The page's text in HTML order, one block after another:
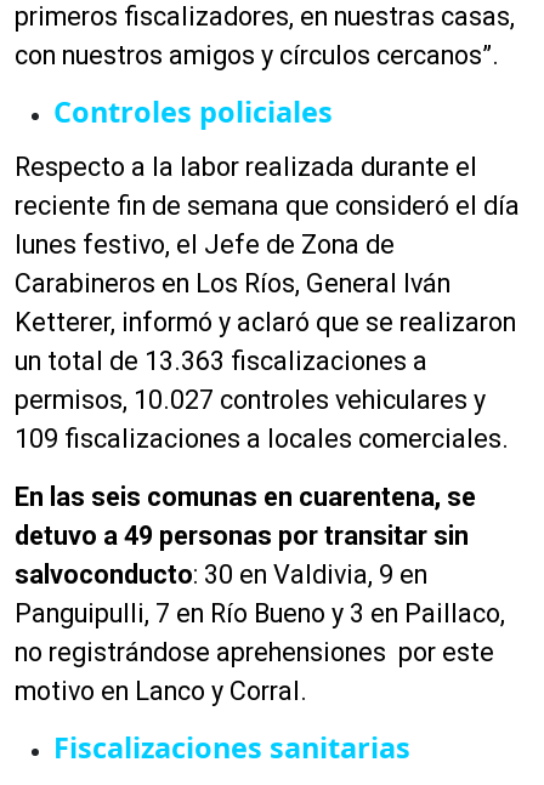
primeros fiscalizadores, en nuestras casas,
con nuestros amigos y círculos cercanos”.
Controles policiales
Respecto a la labor realizada durante el
reciente fin de semana que consideró el día
lunes festivo, el Jefe de Zona de
Carabineros en Los Ríos, General Iván
Ketterer, informó y aclaró que se realizaron
un total de 13.363 fiscalizaciones a
permisos, 10.027 controles vehiculares y
109 fiscalizaciones a locales comerciales.
En las seis comunas en cuarentena, se
detuvo a 49 personas por transitar sin
salvoconducto: 30 en Valdivia, 9 en
Panguipulli, 7 en Río Bueno y 3 en Paillaco,
no registrándose aprehensiones por este
motivo en Lanco y Corral.
Fiscalizaciones sanitarias